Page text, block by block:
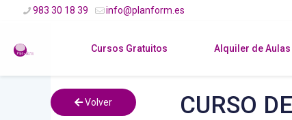
983 30 18 39 info@planform.es
Cursos Gratuitos Alquiler de Aulas
Volver
CURSO